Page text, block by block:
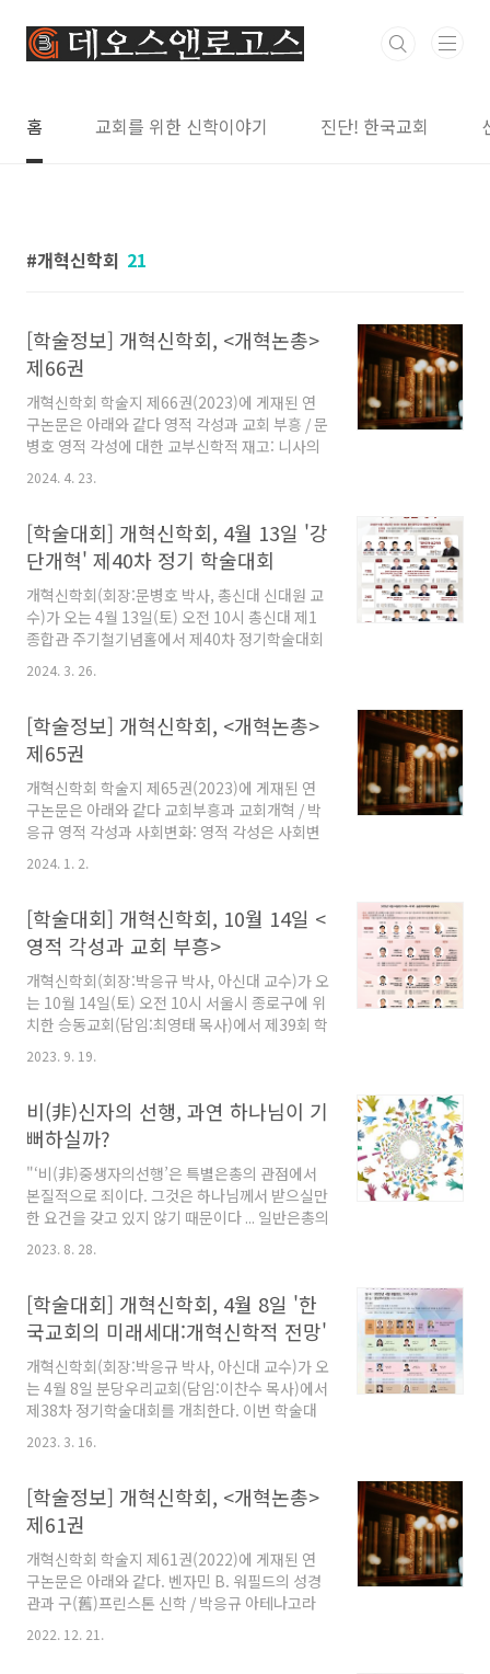
홈 교회를 위한 신학이야기 진단! 한국교회
개혁신학회 21
[학술정보] 개혁신학회, <개혁논총>
제66권
개혁신학회 학술지 제66권(2023)에 게재된 연
구논문은 아래와 같다 영적 각성과 교회 부흥 / 문
병호 영적 각성에 대한 교부신학적 재고: 니사의
그레고리우스와 히포의 아우구스티누스를 중심
으로 / 이충만 아우구스티누스의 창세기 해석의
병훈 프란시스 튜레틴(Francis Turretin)의 성
경관에 대한 잭 로저스(Jack B. Rogers)와 도널
드 맥킴(Donald K. McKim)의 비판에 관한 연구
/ 이병일 조나단 에드워즈의 영적 각성과 회심: 그
리스도를 아는 지식을 중심으로 / 류길선 제1차
대각성운동이 교회에 미친 다양한 영향 연구: 찰
스 촌시와 조나단 에드워즈를 넘어 / 전희준 개혁
2024. 4. 23.
[학술대회] 개혁신학회, 4월 13일 '강
단개혁' 제40차 정기 학술대회
개혁신학회(회장:문병호 박사, 총신대 신대원 교
수)가 오는 4월 13일(토) 오전 10시 총신대 제1
종합관 주기철기념홀에서 제40차 정기학술대회
를 개최한다. 이라는 주제로 진행되는 이번 학술
대회에서는 총신대 명예교수인 정성구 박사가
로 주제발표를 하며, 총 9편의 연구논문이 발표될
예정이다.
2024. 3. 26.
[학술정보] 개혁신학회, <개혁논총>
제65권
개혁신학회 학술지 제65권(2023)에 게재된 연
구논문은 아래와 같다 교회부흥과 교회개혁 / 박
응규 영적 각성과 사회변화: 영적 각성은 사회변
화를 동반하는가? / 이상규 키릴(Cyril of
Alexandria)과 네스토리우스(Nestorius)의 신
나티우스의 가치관 속에 나타나는 일곱 가지 행
복론: 이그나티우스의 일곱 서신을 중심으로 / 조
윤호 다음 세대의 회복을 위한 예전적 제안: 개혁
주의 가정예배 / 주종훈
2024. 1. 2.
[학술대회] 개혁신학회, 10월 14일 <
영적 각성과 교회 부흥>
개혁신학회(회장:박응규 박사, 아신대 교수)가 오
는 10월 14일(토) 오전 10시 서울시 종로구에 위
치한 승동교회(담임:최영태 목사)에서 제39회 학
술대회를 개최한다. 을 주제로 진행되는 이번 학
술대회에서는 고신대 명예교수인 이상규 박사가
한다. 이어 3개 분과에서△영적 각성과 믿음 △
조나단 에드워즈의 영적 각성과 부흥 △갱신된
시내산 언약, 연속성과 비연속성 △북한인권 증
진을 위한 기독교적 관점 △제1차 대각성운동이
교회에 미친 다양한 영향 △바울서신이 말하는
영적 각성의 의미 △성령과 성경의 관계 △요한
계시록에 나타난 '종' 모티브와 교회 갱신을 위한
발표된다.
2023. 9. 19.
비(非)신자의 선행, 과연 하나님이 기
뻐하실까?
"‘비(非)중생자의선행’은 특별은총의 관점에서
본질적으로 죄이다. 그것은 하나님께서 받으실만
한 요건을 갖고 있지 않기 때문이다 ... 일반은총의
결과로 ‘비(非) 중생자의 선행’은 가능하다. 비중
생자의 선행이 비록 하나님께서 받으실 수 없는
만 비중생자의 선한 행위를 무시한다면 그것은
하나님께 더 큰 죄가 되고, 그분을 더욱 불쾌하시
게 만들게 된다." *이 글은 목회현장에 직접적으
로 공개되진 않았지만 한국 교회를 사랑하는 신
학자들의 깊은 고민과 애정이 담긴 가치 있는 연
구 결과물을 본지 독자들에게 소개할 목적으로
일부 정리한 것이다. 보다 자세한 내용은 해당 연
2023. 8. 28.
[학술대회] 개혁신학회, 4월 8일 '한
국교회의 미래세대:개혁신학적 전망'
개혁신학회(회장:박응규 박사, 아신대 교수)가 오
는 4월 8일 분당우리교회(담임:이찬수 목사)에서
제38차 정기학술대회를 개최한다. 이번 학술대
회는 을 주제로 열리며, 한춘기 박사(총신대 명예
교수)가 '위드 코로나시대의 한국교회 미래전망
박사(총신대 신대원), 안석일 박사(총신대) 등 9
명의 신학자들이 연구논문을 발표한다.
2023. 3. 16.
[학술정보] 개혁신학회, <개혁논총>
제61권
개혁신학회 학술지 제61권(2022)에 게재된 연
구논문은 아래와 같다. 벤자민 B. 워필드의 성경
관과 구(舊)프린스톤 신학 / 박응규 아테나고라
스(Athenagoras Atheniensis,
Philosophus Christianus)의 글 Legatio
2022. 12. 21.